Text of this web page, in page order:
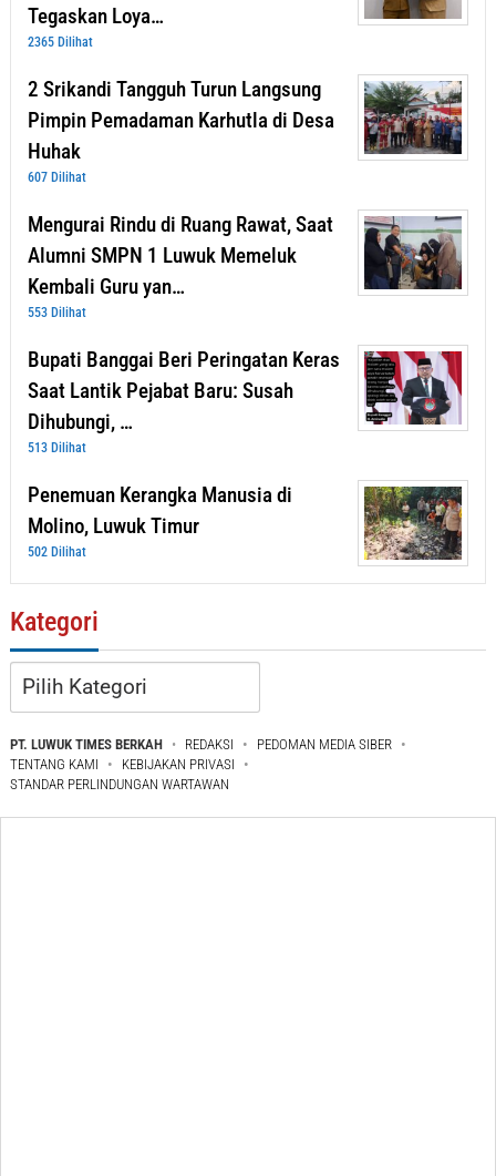
Tegaskan Loya…
2365 Dilihat
2 Srikandi Tangguh Turun Langsung
Pimpin Pemadaman Karhutla di Desa
Huhak
607 Dilihat
Mengurai Rindu di Ruang Rawat, Saat
Alumni SMPN 1 Luwuk Memeluk
Kembali Guru yan…
553 Dilihat
Bupati Banggai Beri Peringatan Keras
Saat Lantik Pejabat Baru: Susah
Dihubungi, …
513 Dilihat
Penemuan Kerangka Manusia di
Molino, Luwuk Timur
502 Dilihat
Kategori
Kategori
PT. LUWUK TIMES BERKAH REDAKSI
PEDOMAN MEDIA SIBER
TENTANG KAMI
KEBIJAKAN PRIVASI
STANDAR PERLINDUNGAN WARTAWAN